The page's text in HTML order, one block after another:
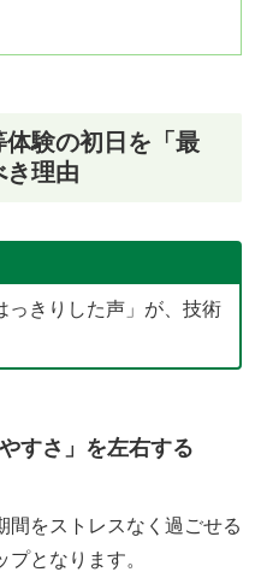
験の初日を「最
き理由
っきりした声」が、技術
すさ」を左右する
間をストレスなく過ごせる
となります。